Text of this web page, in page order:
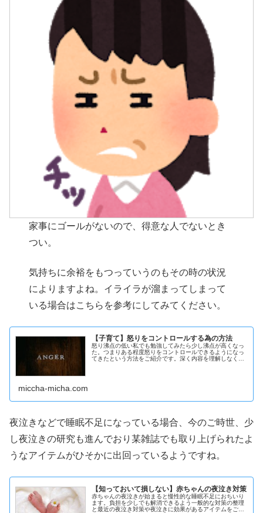
家事にゴールがないので、得意な人でないとき
つい。
気持ちに余裕をもつっていうのもその時の状況
によりますよね。イライラが溜まってしまって
いる場合はこちらを参考にしてみてください。
【子育て】怒りをコントロールする為の方法
怒り沸点の低い私でも勉強してみたら少し沸点が高くなっ
た。つまりある程度怒りをコントロールできるようになっ
てきたという方法をご紹介です。深く内容を理解しなくて
miccha-micha.com
夜泣きなどで睡眠不足になっている場合、今のご時世、少
し夜泣きの研究も進んでおり某雑誌でも取り上げられたよ
うなアイテムがひそかに出回っているようですね。
【知っておいて損しない】赤ちゃんの夜泣き対策
赤ちゃんの夜泣きが始まると慢性的な睡眠不足におちいり
ます。負担を少しでも解消できるよう一般的な対策の整理
と最近の夜泣き対策や夜泣きに効果があるアイテムをご紹